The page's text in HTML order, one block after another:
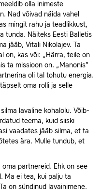
olla inimeste
Nad võivad näida vahel
mingit rahu ja teadlikkust,
tunda. Näiteks Eesti Balletis
jääb, Vitali Nikolajev. Ta
on, kas või: „Härra, teile on
ta missioon on. „Manonis”
oli tal tohutu energia.
oma rolli ja selle
lavaline kohalolu. Võib-
teema, kuid siiski
vaadates jääb silma, et ta
ära. Mulle tundub, et
partnereid. Ehk on see
Ma ei tea, kui palju ta
on sündinud lavainimene,